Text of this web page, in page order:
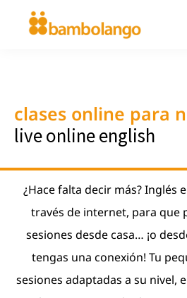
Saltar
para
niños
clases online para
live online english
¿Hace falta decir más? Inglés
través de internet, para que
sesiones desde casa… ¡o
tengas una conexión! Tu
sesiones adaptadas a su nivel,